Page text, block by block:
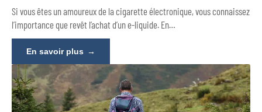
Si vous êtes un amoureux de la cigarette électronique, vous connaissez
l’importance que revêt l’achat d’un e-liquide. En…
En savoir plus